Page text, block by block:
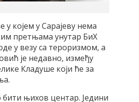
којем у Сарајеву нема
претњама унутар БиХ
у везу са тероризмом, а
је недавно, између
Кладуше који ће за
њихов центар. Једини